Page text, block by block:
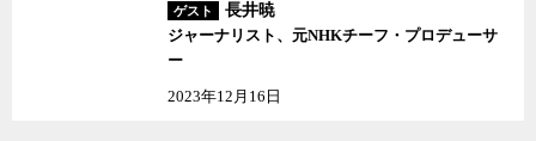
「今回の難民に対する対応の問題でありますが、」と切り出した
あるいは高齢者の活躍であり、そして出生率を上げていくにはまだ
ゲスト
長井暁
ジャーナリスト、元NHKチーフ・プロデューサ
ー
2023年12月16日